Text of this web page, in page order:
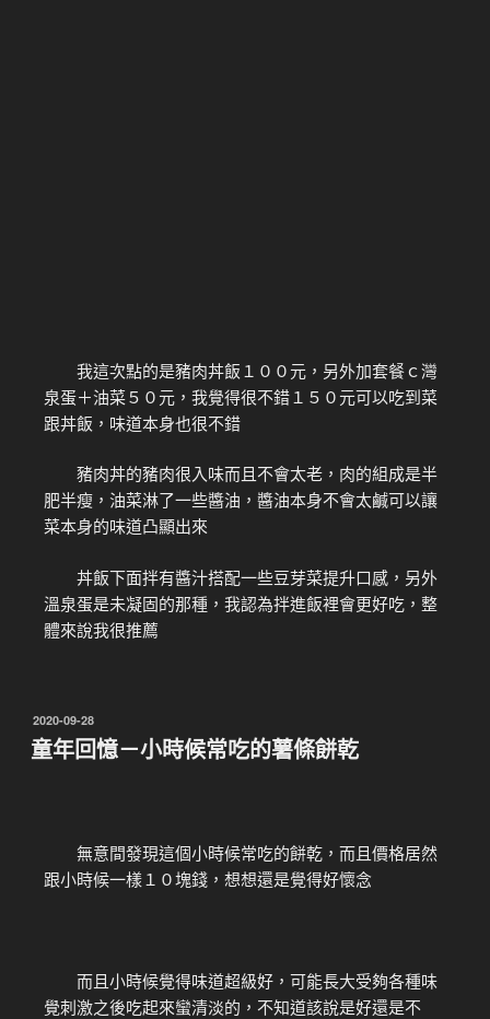
我這次點的是豬肉丼飯１００元，另外加套餐ｃ灣
泉蛋＋油菜５０元，我覺得很不錯１５０元可以吃到菜
跟丼飯，味道本身也很不錯
豬肉丼的豬肉很入味而且不會太老，肉的組成是半
肥半瘦，油菜淋了一些醬油，醬油本身不會太鹹可以讓
菜本身的味道凸顯出來
丼飯下面拌有醬汁搭配一些豆芽菜提升口感，另外
溫泉蛋是未凝固的那種，我認為拌進飯裡會更好吃，整
體來說我很推薦
2020-09-28
童年回憶－小時候常吃的薯條餅乾
無意間發現這個小時候常吃的餅乾，而且價格居然
跟小時候一樣１０塊錢，想想還是覺得好懷念
而且小時候覺得味道超級好，可能長大受夠各種味
覺刺激之後吃起來蠻清淡的，不知道該說是好還是不